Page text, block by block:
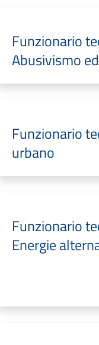
Funzionario
Abusivismo
Funzionario
urbano
Funzionario
Energie